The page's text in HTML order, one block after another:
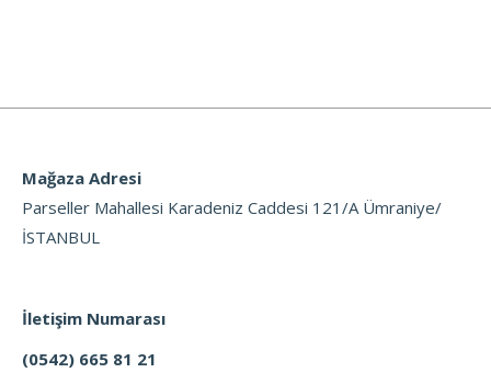
Mağaza Adresi
Parseller Mahallesi Karadeniz Caddesi 121/A Ümraniye/
İSTANBUL
İletişim Numarası
(0542) 665 81 21